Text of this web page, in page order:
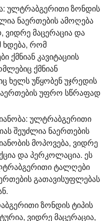
ულტრაბგერითი ზონდის
ნაერთების ამოღება
მაცერაცია და
ხდება, რომ
კავიტაციის
ქმნიან
ხელს უწყობენ უჯრედის
უფრო სწრაფად
ულტრაბგერითი
შეუძლია ნაერთების
მოპოვება, ვიდრე
და პერკოლაცია. ეს
ტალღები
გათავისუფლებას
ზონდის ტიპის
ვიდრე მაცერაცია,